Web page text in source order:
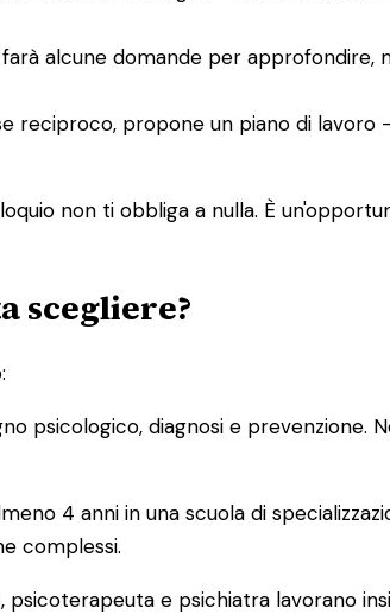
alcune domande per approfondire,
reciproco, propone un piano di lavoro
non ti obbliga a nulla. È
scegliere?
psicologico, diagnosi e prevenzione.
4 anni in una scuola di
complessi.
e psichiatra lavorano